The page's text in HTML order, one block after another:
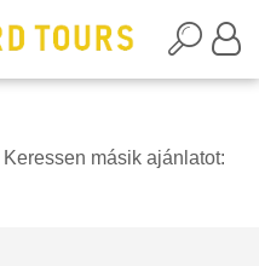
másik ajánlatot: